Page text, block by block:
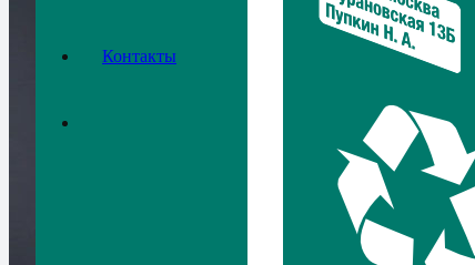
Контакты
ZIP-LOCK пакет
бегунком 20*30 см